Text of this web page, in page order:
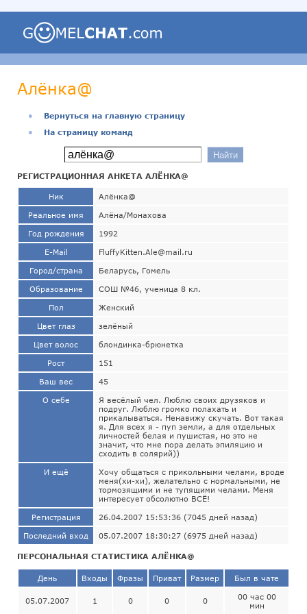
Алёнка@
●
Вернуться на главную страницу
●
На страницу команд
РЕГИСТРАЦИОННАЯ АНКЕТА АЛЁНКА@
Ник Алёнка@
Реальное имя Алёна/Монахова
Год рождения 1992
E-Mail FluffyKitten.Ale@mail.ru
Город/страна Беларусь, Гомель
Образование СОШ №46, ученица 8 кл.
Пол Женский
Цвет глаз зелёный
Цвет волос блондинка-брюнетка
Рост 151
Ваш вес 45
О себе
Я весёлый чел. Люблю своих друзяков и
подруг. Люблю громко полахать и
прикалываться. Ненавижу скучать. Вот такая
я. Для всех я - пуп земли, а для отдельных
личностей белая и пушистая, но это не
значит, что мне пора делать эпиляцию и
сходить в солярий))
И ещё
Хочу общаться с прикольными челами, вроде
меня(хи-хи), желательно с нормальными, не
тормозящими и не тупящими челами. Меня
интересует обсолютно ВСЁ!
Регистрация 26.04.2007 15:53:36 (7045 дней назад)
Последний вход 05.07.2007 18:30:27 (6975 дней назад)
ПЕРСОНАЛЬНАЯ СТАТИСТИКА АЛЁНКА@
День Входы Фразы Приват Размер Был в чате
05.07.2007 1 0 0 0
00 час 00
мин